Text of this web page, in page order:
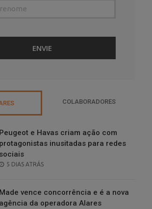
COLABORADORES
Peugeot e Havas criam ação com
protagonistas inusitadas para redes
sociais
POSTED
5 DIAS ATRÁS
Made vence concorrência e é a nova
agência da operadora Alares